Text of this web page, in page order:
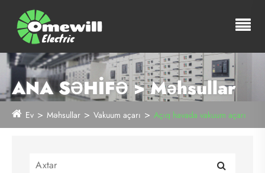
ANA SƏHİFƏ > Məhsullar
Ev Məhsullar Vakuum açarı Açıq havada vakuum açarı